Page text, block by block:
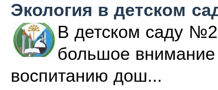
Экология в детском
В детском саду
большое внимание
воспитанию дош...